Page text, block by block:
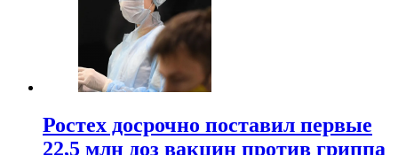
Ростех досрочно поставил первые
22,5 млн доз вакцин против гриппа